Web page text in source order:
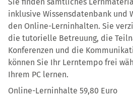
inklusive Wissensdatenbank und
den Online-Lerninhalten. Sie
die tutorielle Betreuung, die
Konferenzen und die
können Sie Ihr Lerntempo frei
Ihrem PC lernen.
Online-Lerninhalte 59,80 Euro